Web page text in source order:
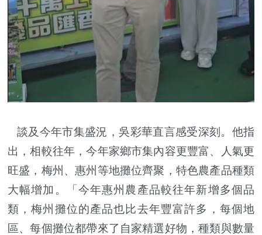
談及今年市集盛況，吳彩華直言感受深刻。他指
出，相較往年，今年家鄉市集內容更豐富、人氣更
旺盛，梅州、惠州等地攤位齊聚，特色農產品種類
大幅增加。「今年惠州農產品較往年新增多個品
類，梅州攤位的產品也比去年豐富許多，每個地
區、每個攤位都帶來了自家精選好物，種類與數量